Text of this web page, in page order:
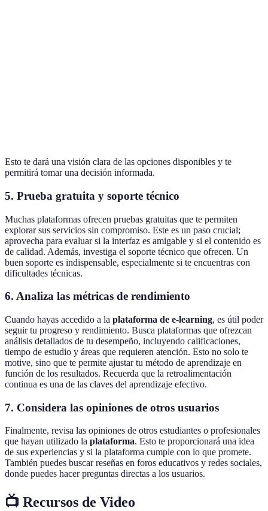
Esto te dará una visión clara de las opciones disponibles y te
permitirá tomar una decisión informada.
5. Prueba gratuita y soporte técnico
Muchas plataformas ofrecen pruebas gratuitas que te permiten
explorar sus servicios sin compromiso. Este es un paso crucial;
aprovecha para evaluar si la interfaz es amigable y si el contenido es
de calidad. Además, investiga el soporte técnico que ofrecen. Un
buen soporte es indispensable, especialmente si te encuentras con
dificultades técnicas.
6. Analiza las métricas de rendimiento
Cuando hayas accedido a la plataforma de e-learning, es útil poder
seguir tu progreso y rendimiento. Busca plataformas que ofrezcan
análisis detallados de tu desempeño, incluyendo calificaciones,
tiempo de estudio y áreas que requieren atención. Esto no solo te
motive, sino que te permite ajustar tu método de aprendizaje en
función de los resultados. Recuerda que la retroalimentación
continua es una de las claves del aprendizaje efectivo.
7. Considera las opiniones de otros usuarios
Finalmente, revisa las opiniones de otros estudiantes o profesionales
que hayan utilizado la plataforma. Esto te proporcionará una idea
de sus experiencias y si la plataforma cumple con lo que promete.
También puedes buscar reseñas en foros educativos y redes sociales,
donde puedes hacer preguntas directas a los usuarios.
📺 Recursos de Video